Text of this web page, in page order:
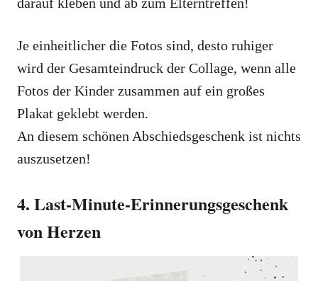
Je einheitlicher die Fotos sind, desto ruhiger
wird der Gesamteindruck der Collage, wenn alle
Fotos der Kinder zusammen auf ein großes
Plakat geklebt werden.
An diesem schönen Abschiedsgeschenk ist nichts
auszusetzen!
4. Last-Minute-Erinnerungsgeschenk
von Herzen